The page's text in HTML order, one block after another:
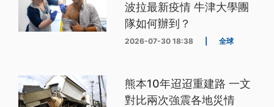
波拉最新疫情 牛津大學團
隊如何辦到？
2026-07-30 18:38 全球
熊本10年迢迢重建路 一文
對比兩次強震各地災情